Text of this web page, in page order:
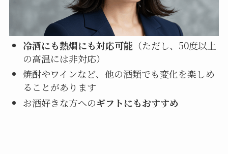
冷酒にも熱燗にも対応可能 （ただし、50度以上
の高温には非対応）
焼酎やワインなど、他の酒類でも変化を楽しめ
ることがあります
お酒好きな方へのギフトにもおすすめ